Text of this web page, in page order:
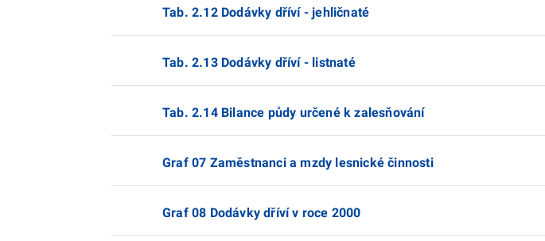
Tab. 2.12 Dodávky dříví - jehličnaté
Tab. 2.13 Dodávky dříví - listnaté
Tab. 2.14 Bilance půdy určené k zalesňování
Graf 07 Zaměstnanci a mzdy lesnické činnosti
Graf 08 Dodávky dříví v roce 2000